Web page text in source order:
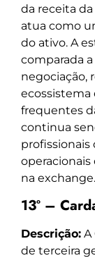
da receita
atua como
do ativo. A
comparada
negociação,
ecossistema
frequentes
continua
operacionais
na exchange.
13º –
Descrição: A
de terceira